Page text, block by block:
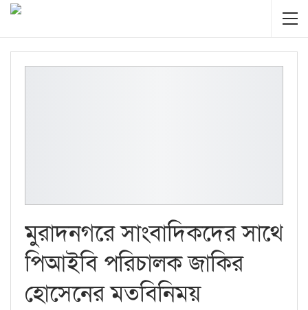
মুরাদনগরে সাংবাদিকদের সাথে
পিআইবি পরিচালক জাকির
হোসেনের মতবিনিময়